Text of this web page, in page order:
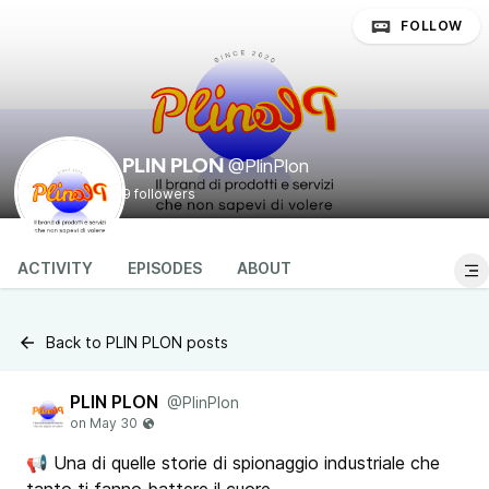
PLIN PLON @PlinPlon
9 followers
FOLLOW
ACTIVITY EPISODES ABOUT
Back to PLIN PLON posts
PLIN PLON @PlinPlon
📢 Una di quelle storie di spionaggio industriale che